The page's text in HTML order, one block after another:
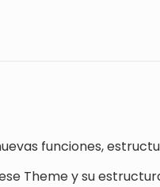
funciones,
Theme y su